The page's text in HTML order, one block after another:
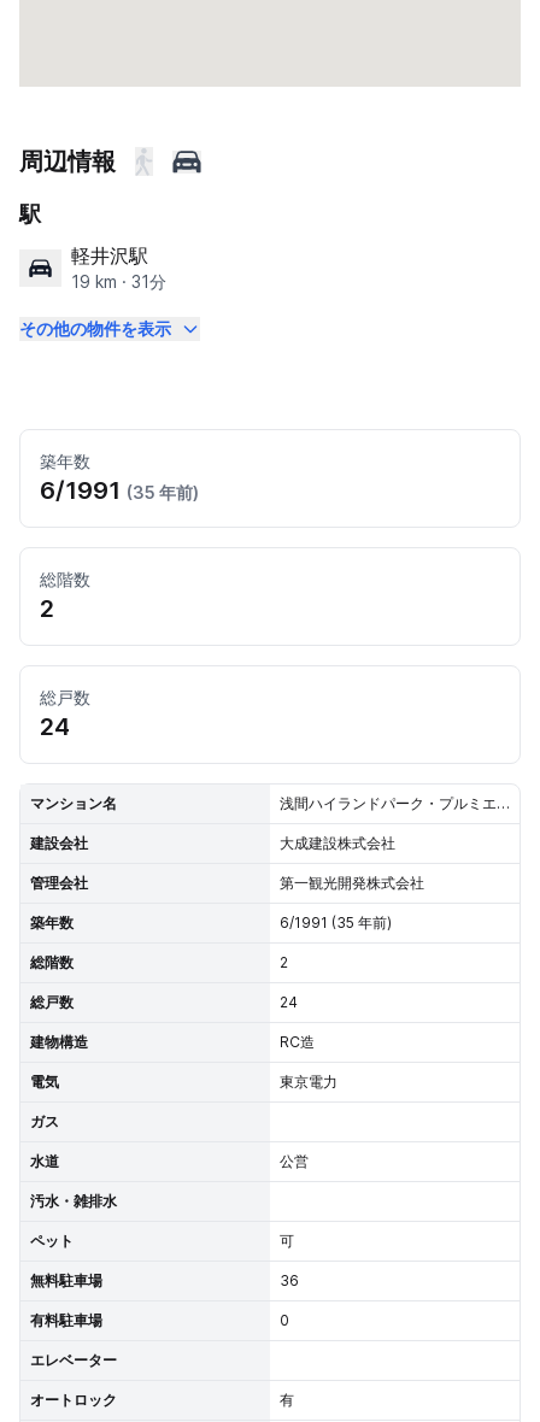
周辺情報
駅
軽井沢駅
19 km · 31分
その他の物件を表示
築年数
6/1991 (35 年前)
総階数
2
総戸数
24
マンション名 浅間ハイランドパーク・プルミエール
建設会社 大成建設株式会社
管理会社 第一観光開発株式会社
築年数 6/1991 (35 年前)
総階数 2
総戸数 24
建物構造 RC造
電気 東京電力
ガス
水道 公営
汚水・雑排水
ペット 可
無料駐車場 36
有料駐車場 0
エレベーター
オートロック 有